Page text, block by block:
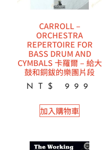
CARROLL –
ORCHESTRA
REPERTOIRE FOR
BASS DRUM AND
CYMBALS 卡羅爾 – 給大
鼓和銅鈸的樂團片段
NT$ 999
加入購物車